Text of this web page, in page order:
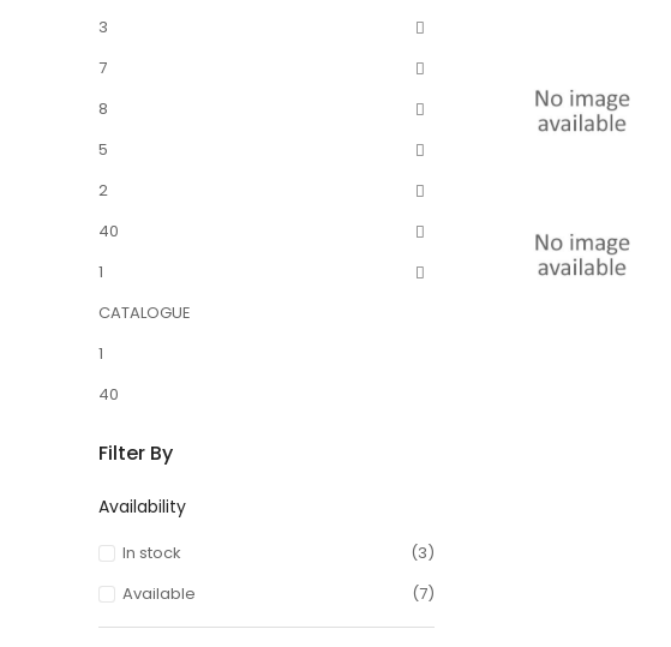
3
7
8
5
2
40
1
CATALOGUE
1
40
Filter By
Availability
In stock
(3)
Available
(7)